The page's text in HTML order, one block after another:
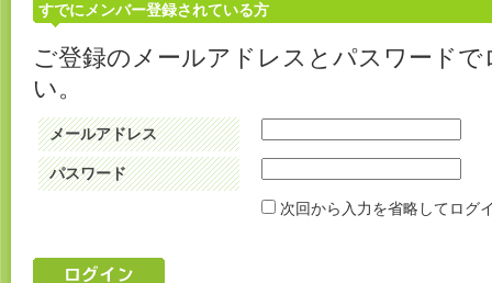
すでにメンバー登録されている方
ご登録のメールアドレスとパスワード
い。
メールアドレス
パスワード
次回から入力を省略してログ